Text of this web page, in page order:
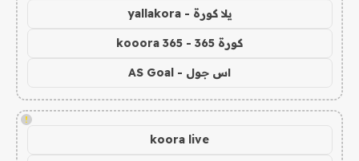
يلا كورة - yallakora
كورة 365 - kooora 365
اس جول - AS Goal
!
koora live